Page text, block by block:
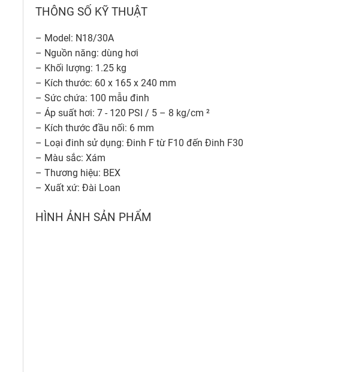
THÔNG SỐ KỸ THUẬT
– Model: N18/30A
– Nguồn năng: dùng hơi
– Khối lượng: 1.25 kg
– Kích thước: 60 x 165 x 240 mm
– Sức chứa: 100 mẫu đinh
– Áp suất hơi: 7 - 120 PSI / 5 – 8 kg/cm ²
– Kích thước đầu nối: 6 mm
– Loại đinh sử dụng: Đinh F từ F10 đến Đinh F30
– Màu sắc: Xám
– Thương hiệu: BEX
– Xuất xứ: Đài Loan
HÌNH ẢNH SẢN PHẨM